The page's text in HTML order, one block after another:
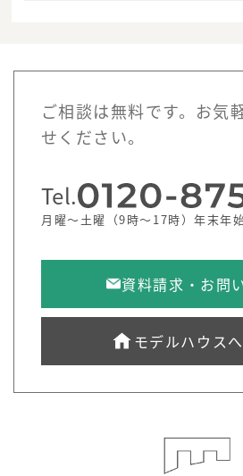
ご相談は無料です。お気
せください。
Tel.
月曜～土曜（9時～17時）年末年
資料請求・お問
モデルハウス